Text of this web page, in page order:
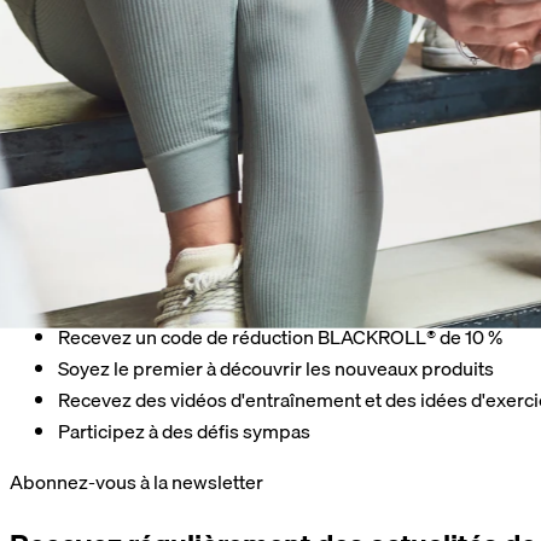
Encore une newsletter ? Absolument !
Recevez un code de réduction BLACKROLL® de 10 %
Soyez le premier à découvrir les nouveaux produits
Recevez des vidéos d'entraînement et des idées
Participez à des défis sympas
Abonnez-vous à la newsletter